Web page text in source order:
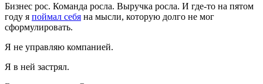
Бизнес рос. Команда росла. Выручка росла. И где-то на пятом
году я поймал себя на мысли, которую долго не мог
сформулировать.
Я не управляю компанией.
Я в ней застрял.